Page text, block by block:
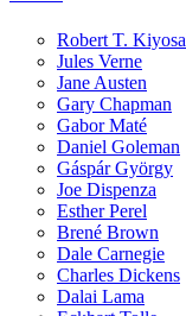
Robert T.
Jules Verne
Jane Austen
Gary Chapman
Gabor Maté
Daniel Goleman
Gáspár György
Joe Dispenza
Esther Perel
Brené Brown
Dale Carnegie
Charles Dickens
Dalai Lama